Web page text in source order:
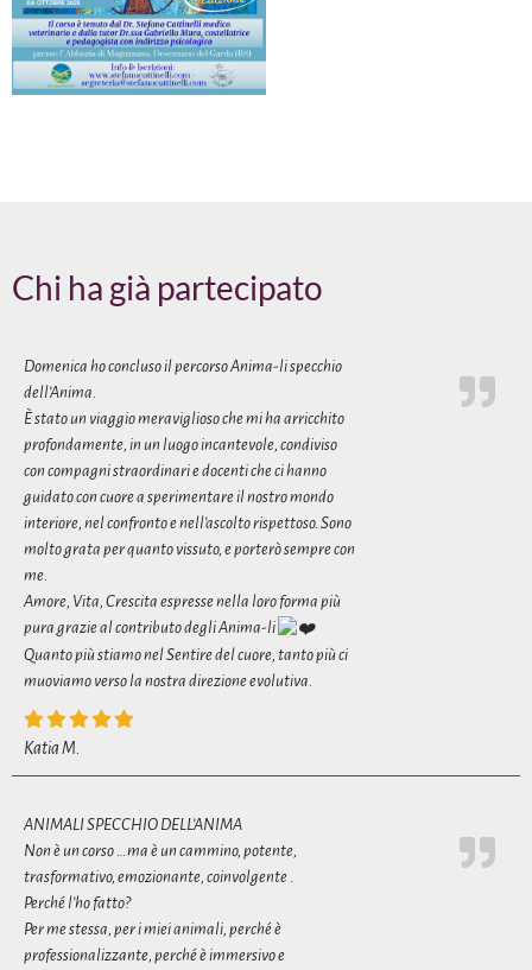
Chi ha già partecipato
Domenica ho concluso il percorso Anima-li specchio
dell’Anima.
È stato un viaggio meraviglioso che mi ha arricchito
profondamente, in un luogo incantevole, condiviso
con compagni straordinari e docenti che ci hanno
guidato con cuore a sperimentare il nostro mondo
interiore, nel confronto e nell’ascolto rispettoso. Sono
molto grata per quanto vissuto, e porterò sempre con
me.
Amore, Vita, Crescita espresse nella loro forma più
pura grazie al contributo degli Anima-li
Quanto più stiamo nel Sentire del cuore, tanto più ci
muoviamo verso la nostra direzione evolutiva.
Katia M.
ANIMALI SPECCHIO DELL’ANIMA
Non è un corso …ma è un cammino, potente,
trasformativo, emozionante, coinvolgente .
Perché l’ho fatto?
Per me stessa, per i miei animali, perché è
professionalizzante, perché è immersivo e